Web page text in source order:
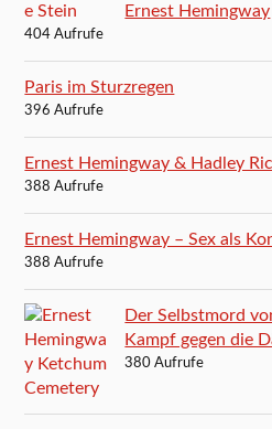
Ernest Hemingway
404 Aufrufe
Paris im Sturzregen
396 Aufrufe
Ernest Hemingway & Hadley
388 Aufrufe
Ernest Hemingway – Sex als
388 Aufrufe
Der Selbstmord
Kampf gegen die
380 Aufrufe